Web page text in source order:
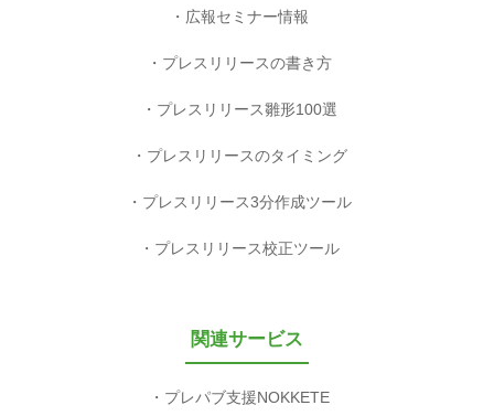
広報セミナー情報
プレスリリースの書き方
プレスリリース雛形100選
プレスリリースのタイミング
プレスリリース3分作成ツール
プレスリリース校正ツール
関連サービス
プレパブ支援NOKKETE